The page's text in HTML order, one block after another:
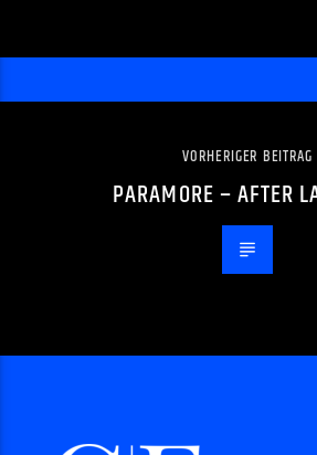
VORHERIGER BEITRAG
PARAMORE – AFTER